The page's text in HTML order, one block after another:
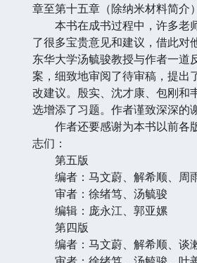
章至第十五章（除纳米材料简介）
本书在成书过程中，许多老
了很多宝贵意见和建议，借此对
东华大学汤毓骏教授与作者一道
案，细致地审阅了待审稿，提出
改建议。殷实、沈才康、包刚和
选增添了习题。作者谨致深深的
作者还要感谢为本书以前各
志们：
第五版
编者：马文蔚、解希顺、周
审者：徐绪笃、汤毓骏
编辑：庞永江、郭亚嫘
第四版
编者：马文蔚、解希顺、谈